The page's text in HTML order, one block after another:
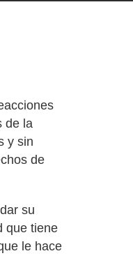
de la
y sin
de
su
que tiene
le hace